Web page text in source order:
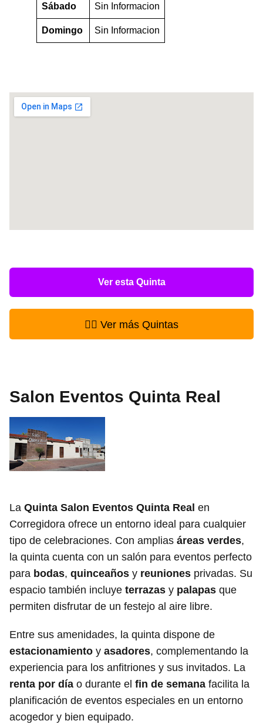
Sábado Sin Informacion
Domingo Sin Informacion
Ver esta Quinta
👉🏻 Ver más Quintas
Salon Eventos Quinta Real
La Quinta Salon Eventos Quinta Real en
Corregidora ofrece un entorno ideal para cualquier
tipo de celebraciones. Con amplias áreas verdes,
la quinta cuenta con un salón para eventos perfecto
para bodas, quinceaños y reuniones privadas. Su
espacio también incluye terrazas y palapas que
permiten disfrutar de un festejo al aire libre.
Entre sus amenidades, la quinta dispone de
estacionamiento y asadores, complementando la
experiencia para los anfitriones y sus invitados. La
renta por día o durante el fin de semana facilita la
planificación de eventos especiales en un entorno
acogedor y bien equipado.